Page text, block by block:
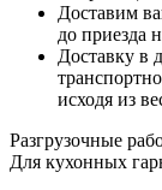
Доставим
до приезда
Доставку в
исходя из
Разгрузочные
Для кухонных